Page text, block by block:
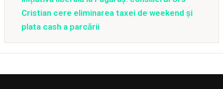
Cristian cere eliminarea taxei de weekend și
plata cash a parcării